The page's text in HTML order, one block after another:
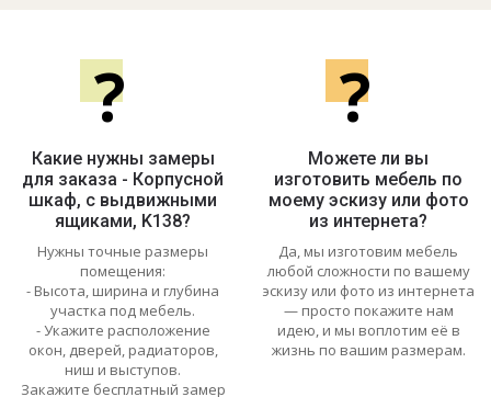
?
Какие нужны замеры
для заказа - Корпусной
шкаф, с выдвижными
ящиками, K138?
Нужны точные размеры
помещения:
- Высота, ширина и глубина
участка под мебель.
- Укажите расположение
окон, дверей, радиаторов,
ниш и выступов.
Закажите бесплатный замер
?
Можете ли вы
изготовить мебель по
моему эскизу или фото
из интернета?
Да, мы изготовим мебель
любой сложности по вашему
эскизу или фото из интернета
— просто покажите нам
идею, и мы воплотим её в
жизнь по вашим размерам.